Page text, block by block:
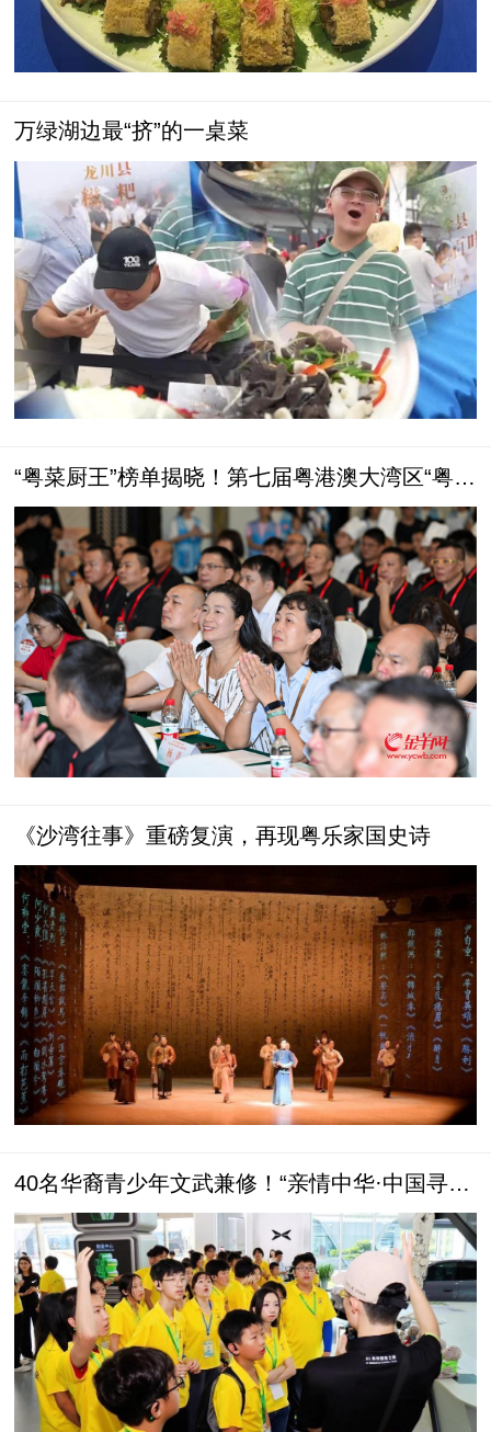
万绿湖边最“挤”的一桌菜
“粤菜厨王”榜单揭晓！第七届粤港澳大湾区“粤菜
师傅”职业技能大赛颁奖
《沙湾往事》重磅复演，再现粤乐家国史诗
40名华裔青少年文武兼修！“亲情中华·中国寻根
之旅”夏令营（广州营）结营